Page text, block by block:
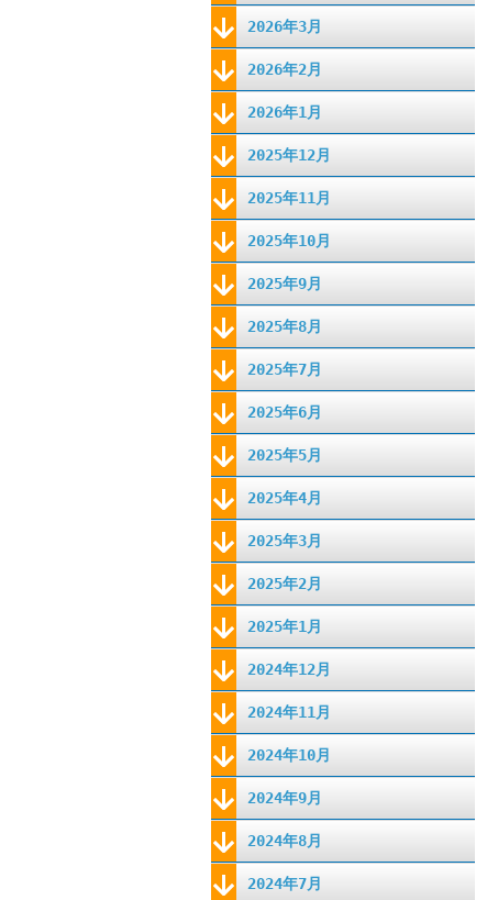
2026年3月
2026年2月
2026年1月
2025年12月
2025年11月
2025年10月
2025年9月
2025年8月
2025年7月
2025年6月
2025年5月
2025年4月
2025年3月
2025年2月
2025年1月
2024年12月
2024年11月
2024年10月
2024年9月
2024年8月
2024年7月